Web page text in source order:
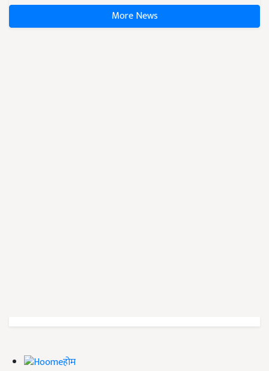
More News
होम